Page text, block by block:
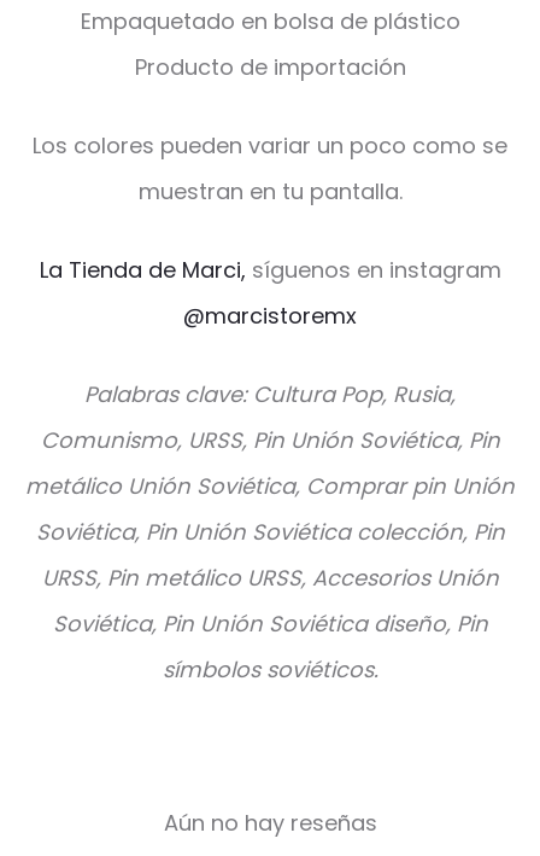
Empaquetado en bolsa de plástico
Producto de importación
Los colores pueden variar un poco como se
muestran en tu pantalla.
La Tienda de Marci, síguenos en instagram
@marcistoremx
Palabras clave: Cultura Pop, Rusia,
Comunismo, URSS, Pin Unión Soviética, Pin
metálico Unión Soviética, Comprar pin Unión
Soviética, Pin Unión Soviética colección, Pin
URSS, Pin metálico URSS, Accesorios Unión
Soviética, Pin Unión Soviética diseño, Pin
símbolos soviéticos.
Aún no hay reseñas